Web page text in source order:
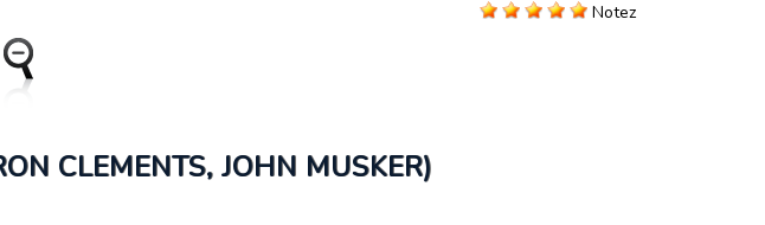
Notez
CLEMENTS, JOHN MUSKER)